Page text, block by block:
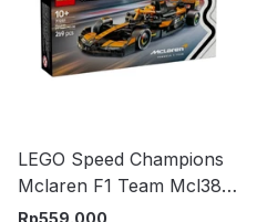
LEGO Speed Champions
Mclaren F1 Team Mcl38
Set 269 pcs 77251 -